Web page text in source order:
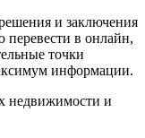
и заключения
перевести в онлайн,
точки
информации.